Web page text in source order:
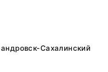
Сахалинский